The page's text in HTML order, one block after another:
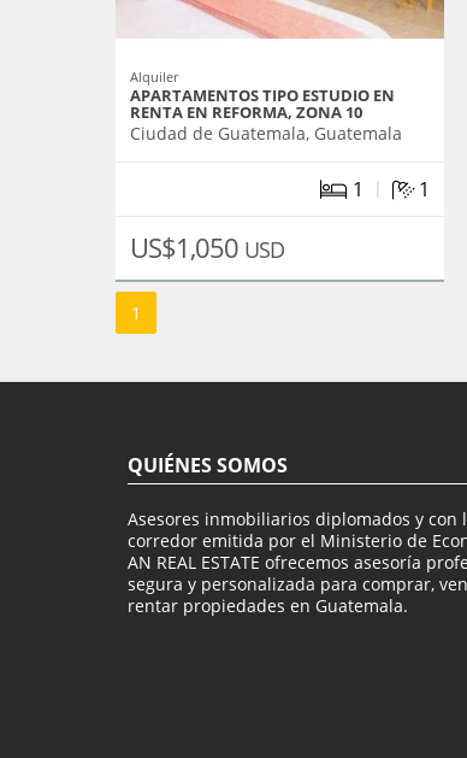
Alquiler
APARTAMENTOS TIPO ESTUDIO EN
RENTA EN REFORMA, ZONA 10
Ciudad de Guatemala, Guatemala
1 | 1
US$1,050 USD
1
QUIÉNES SOMOS
Asesores inmobiliarios diplomados y con
corredor emitida por el Ministerio de
AN REAL ESTATE ofrecemos asesoría
segura y personalizada para comprar,
rentar propiedades en Guatemala.